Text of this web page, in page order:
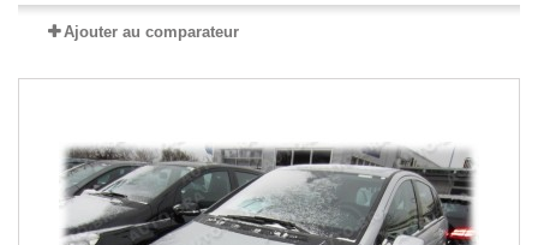
Ajouter au comparateur